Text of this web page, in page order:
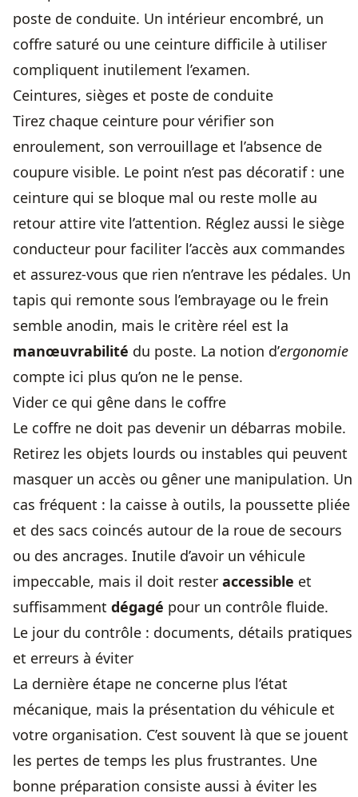
poste de conduite. Un intérieur encombré, un
coffre saturé ou une ceinture difficile à utiliser
compliquent inutilement l’examen.
Ceintures, sièges et poste de conduite
Tirez chaque ceinture pour vérifier son
enroulement, son verrouillage et l’absence de
coupure visible. Le point n’est pas décoratif : une
ceinture qui se bloque mal ou reste molle au
retour attire vite l’attention. Réglez aussi le siège
conducteur pour faciliter l’accès aux commandes
et assurez-vous que rien n’entrave les pédales. Un
tapis qui remonte sous l’embrayage ou le frein
semble anodin, mais le critère réel est la
manœuvrabilité du poste. La notion d’ergonomie
compte ici plus qu’on ne le pense.
Vider ce qui gêne dans le coffre
Le coffre ne doit pas devenir un débarras mobile.
Retirez les objets lourds ou instables qui peuvent
masquer un accès ou gêner une manipulation. Un
cas fréquent : la caisse à outils, la poussette pliée
et des sacs coincés autour de la roue de secours
ou des ancrages. Inutile d’avoir un véhicule
impeccable, mais il doit rester accessible et
suffisamment dégagé pour un contrôle fluide.
Le jour du contrôle : documents, détails pratiques
et erreurs à éviter
La dernière étape ne concerne plus l’état
mécanique, mais la présentation du véhicule et
votre organisation. C’est souvent là que se jouent
les pertes de temps les plus frustrantes. Une
bonne préparation consiste aussi à éviter les